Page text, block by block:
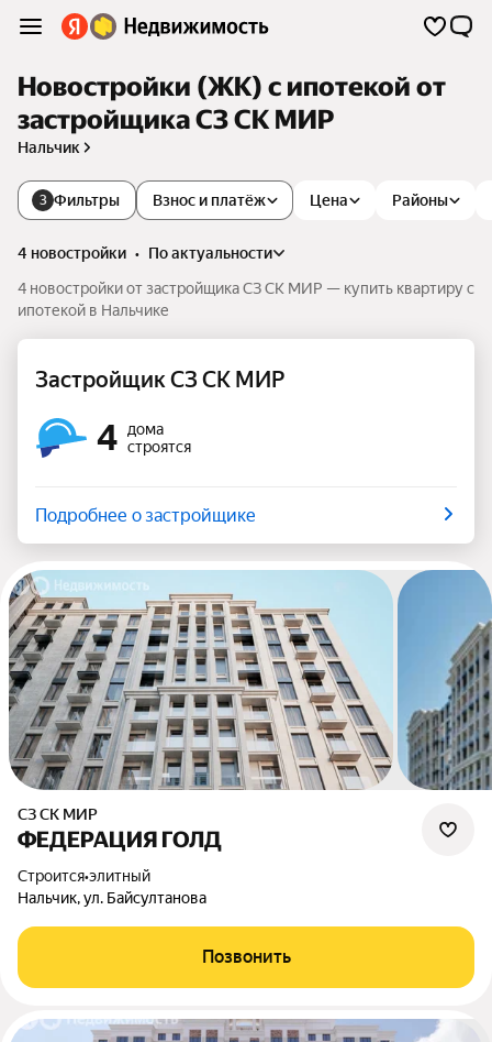
Новостройки (ЖК) с ипотекой от
застройщика СЗ СК МИР
Нальчик
3 Фильтры Цена
Взнос и платёж Районы
4 новостройки •
по актуальности
4 новостройки от застройщика СЗ СК МИР — купить квартиру с
ипотекой в Нальчике
Застройщик СЗ СК МИР
4
дома
строятся
Подробнее о застройщике
СЗ СК МИР
ФЕДЕРАЦИЯ ГОЛД
Строится•элитный
Нальчик, ул. Байсултанова
Позвонить